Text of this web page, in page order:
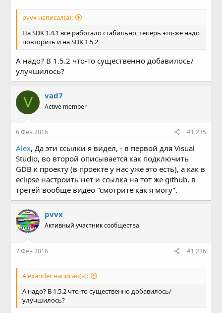
pvvx написал(а):
На SDK 1.4.1 всё работало стабильно, теперь это-же надо
повторить и на SDK 1.5.2
А надо? В 1.5.2 что-то существенно добавилось/
улучшилось?
V vad7
Active member
6 Фев 2016 #1,235
Alex, Да эти ссылки я видел, - в первой для Visual
Studio, во второй описывается как подключить
GDB к проекту (в проекте у нас уже это есть), а как в
eclipse настроить нет и ссылка на тот же github, в
третей вообще видео "смотрите как я могу".
pvvx
Активный участник сообщества
7 Фев 2016 #1,236
Alexander написал(а):
А надо? В 1.5.2 что-то существенно добавилось/
улучшилось?